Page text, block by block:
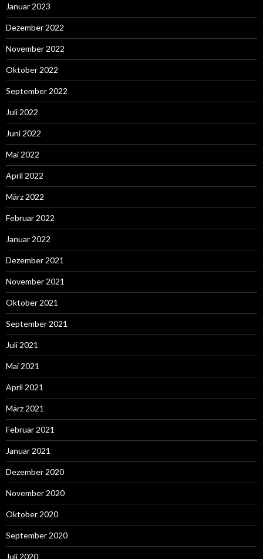
Januar 2023
Dezember 2022
November 2022
Oktober 2022
September 2022
Juli 2022
Juni 2022
Mai 2022
April 2022
März 2022
Februar 2022
Januar 2022
Dezember 2021
November 2021
Oktober 2021
September 2021
Juli 2021
Mai 2021
April 2021
März 2021
Februar 2021
Januar 2021
Dezember 2020
November 2020
Oktober 2020
September 2020
Juli 2020